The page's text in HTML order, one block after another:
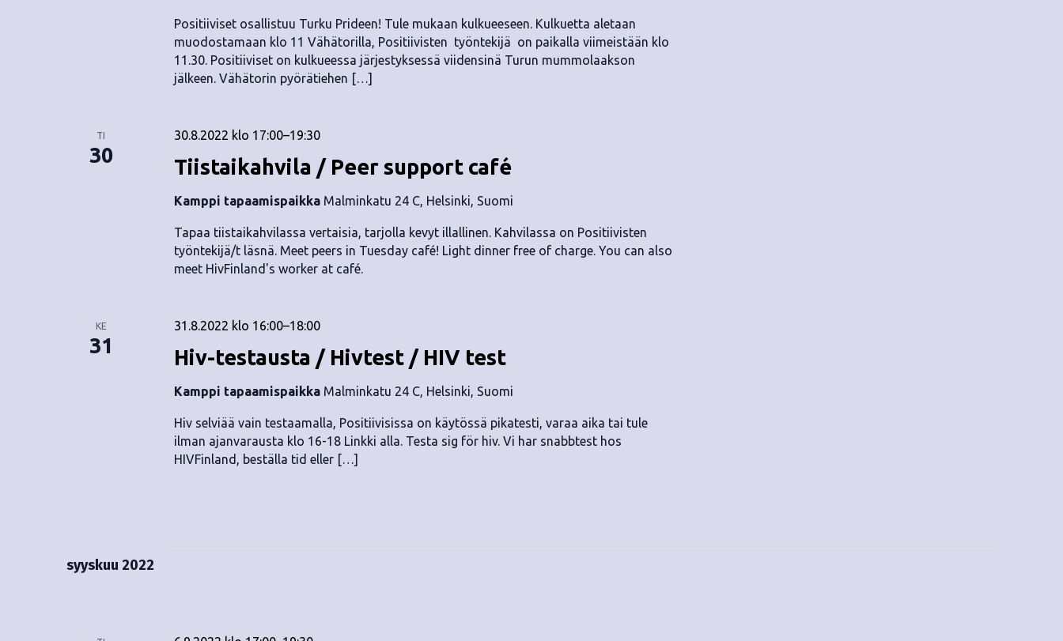
Positiiviset osallistuu Turku Prideen! Tule mukaan kulkueeseen. Kulkuetta aletaan
muodostamaan klo 11 Vähätorilla, Positiivisten työntekijä on paikalla viimeistään klo
11.30. Positiiviset on kulkueessa järjestyksessä viidensinä Turun mummolaakson
jälkeen. Vähätorin pyörätiehen […]
TI
30 Tiistaikahvila / Peer support café
30.8.2022 klo 17:00–19:30
Kamppi tapaamispaikka Malminkatu 24 C, Helsinki, Suomi
Tapaa tiistaikahvilassa vertaisia, tarjolla kevyt illallinen. Kahvilassa on Positiivisten
työntekijä/t läsnä. Meet peers in Tuesday café! Light dinner free of charge. You can also
meet HivFinland's worker at café.
KE
31 Hiv-testausta / Hivtest / HIV test
31.8.2022 klo 16:00–18:00
Kamppi tapaamispaikka Malminkatu 24 C, Helsinki, Suomi
Hiv selviää vain testaamalla, Positiivisissa on käytössä pikatesti, varaa aika tai tule
ilman ajanvarausta klo 16-18 Linkki alla. Testa sig för hiv. Vi har snabbtest hos
HIVFinland, beställa tid eller […]
syyskuu 2022